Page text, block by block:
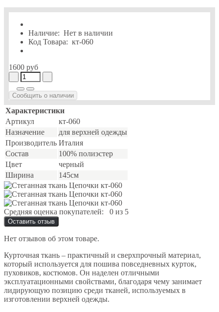
Наличие: Нет в наличии
Код Товара: кт-060
1600 руб
Сообщить о наличии
Характеристики
Артикул
кт-060
Назначение
для верхней одежды
Производитель Италия
Состав
100% полиэстер
Цвет
черный
Ширина
145см
Средняя оценка покупателей: 0 из 5
Оставить отзыв
Нет отзывов об этом товаре.
Курточная ткань – практичный и сверхпрочный материал,
который используется для пошива повседневных курток,
пуховиков, костюмов. Он наделен отличными
эксплуатационными свойствами, благодаря чему занимает
лидирующую позицию среди тканей, используемых в
изготовлении верхней одежды.